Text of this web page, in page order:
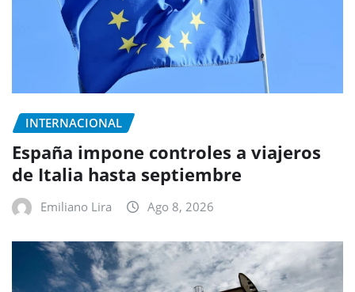
INTERNACIONAL
España impone controles a viajeros
de Italia hasta septiembre
Emiliano Lira Ago 8, 2026